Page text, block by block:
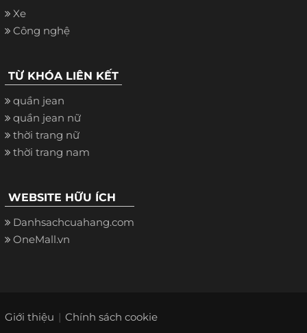
Xe
Công nghệ
TỪ KHÓA LIÊN KẾT
quần jean
quần jean nữ
thời trang nữ
thời trang nam
WEBSITE HỮU ÍCH
Danhsachcuahang.com
OneMall.vn
Giới thiệu Chính sách cookie